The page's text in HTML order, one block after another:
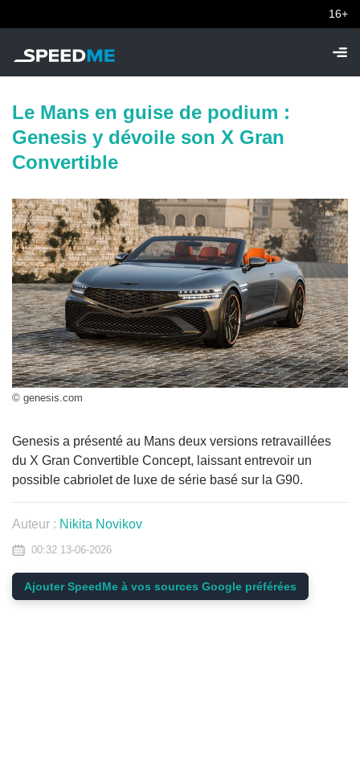
16+
Le Mans en guise de podium :
Genesis y dévoile son X Gran
Convertible
© genesis.com
Genesis a présenté au Mans deux versions retravaillées
du X Gran Convertible Concept, laissant entrevoir un
possible cabriolet de luxe de série basé sur la G90.
Auteur : Nikita Novikov
00:32 13-06-2026
Ajouter SpeedMe à vos sources Google préférées